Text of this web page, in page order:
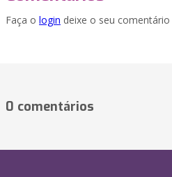
Faça o login deixe o seu
0 comentários